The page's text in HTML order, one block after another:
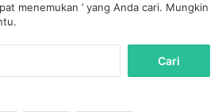
menemukan ’ yang Anda cari. Mungkin